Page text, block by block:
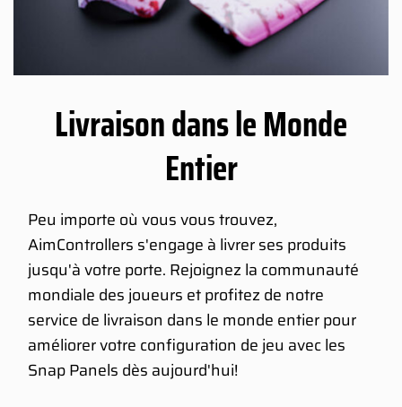
Livraison dans le Monde
Entier
Peu importe où vous vous trouvez,
AimControllers s'engage à livrer ses produits
jusqu'à votre porte. Rejoignez la communauté
mondiale des joueurs et profitez de notre
service de livraison dans le monde entier pour
améliorer votre configuration de jeu avec les
Snap Panels dès aujourd'hui!